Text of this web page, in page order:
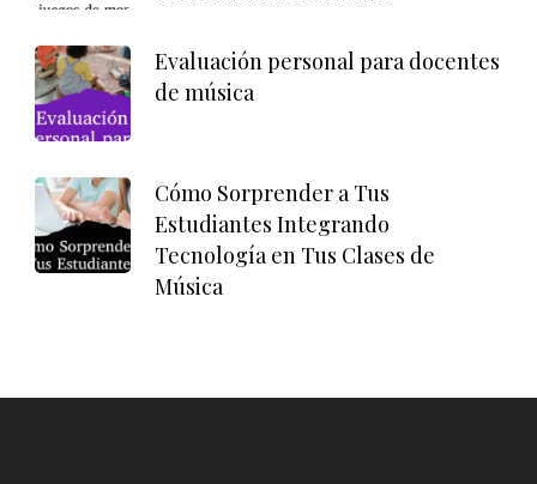
Evaluación personal para docentes
de música
Cómo Sorprender a Tus
Estudiantes Integrando
Tecnología en Tus Clases de
Música